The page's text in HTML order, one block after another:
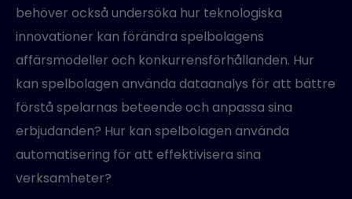
behöver också undersöka hur teknologiska
innovationer kan förändra spelbolagens
affärsmodeller och konkurrensförhållanden. Hur
kan spelbolagen använda dataanalys för att bättre
förstå spelarnas beteende och anpassa sina
erbjudanden? Hur kan spelbolagen använda
automatisering för att effektivisera sina
verksamheter?